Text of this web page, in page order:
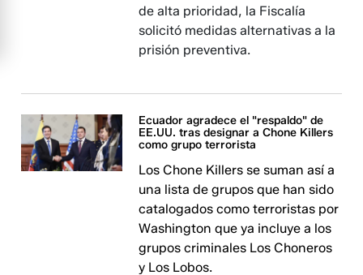
de alta prioridad, la Fiscalía
solicitó medidas alternativas a la
prisión preventiva.
Ecuador agradece el "respaldo" de
EE.UU. tras designar a Chone Killers
como grupo terrorista
Los Chone Killers se suman así a
una lista de grupos que han sido
catalogados como terroristas por
Washington que ya incluye a los
grupos criminales Los Choneros
y Los Lobos.